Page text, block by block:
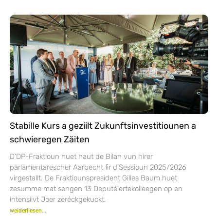
Stabille Kurs a geziilt Zukunftsinvestitiounen a
schwieregen Zäiten
D’DP-Fraktioun huet haut de Bilan vun hirer
parlamentarescher Aarbecht fir d’Sessioun 2025/2026
virgestallt. De Fraktiounspresident Gilles Baum huet
zesumme mat sengen 13 Deputéiertekolleegen op en
intensiivt Joer zeréckgekuckt.
weiderliesen...